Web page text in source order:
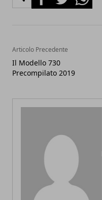
Articolo Precedente
Il Modello 730
Precompilato 2019